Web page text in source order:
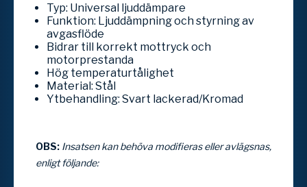
Typ: Universal ljuddämpare
Funktion: Ljuddämpning och styrning av
avgasflöde
Bidrar till korrekt mottryck och
motorprestanda
Hög temperaturtålighet
Material: Stål
Ytbehandling: Svart lackerad/Kromad
OBS: Insatsen kan behöva modifieras eller avlägsnas,
enligt följande: